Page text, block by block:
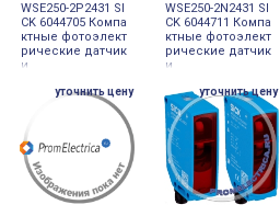
WSE250-2P2431 SI
CK 6044705 Компа
ктные фотоэлект
рические датчик
и
WSE250-2N2431 SI
CK 6044711 Компа
ктные фотоэлект
рические датчик
и
уточнить цену уточнить цену